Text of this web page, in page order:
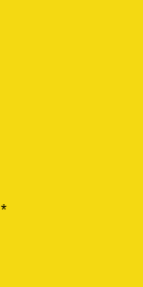
*Obligatorio